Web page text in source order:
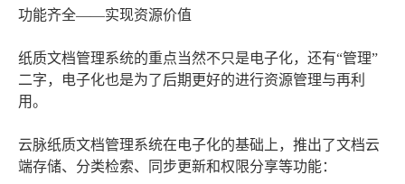
功能齐全——实现资源价值
纸质文档管理系统的重点当然不只是电子化，还有“管理”
二字，电子化也是为了后期更好的进行资源管理与再利
用。
云脉纸质文档管理系统在电子化的基础上，推出了文档云
端存储、分类检索、同步更新和权限分享等功能：